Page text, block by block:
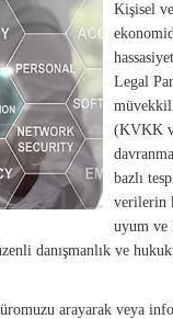
Kişisel
Legal
(KVKK
bazlı
verilerin
uyum ve
danışmanlık ve
arayarak veya